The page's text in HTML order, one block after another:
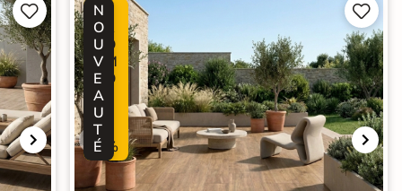


P
R
O
M
O
%
N
O
U
V
E
A
U
T
É

